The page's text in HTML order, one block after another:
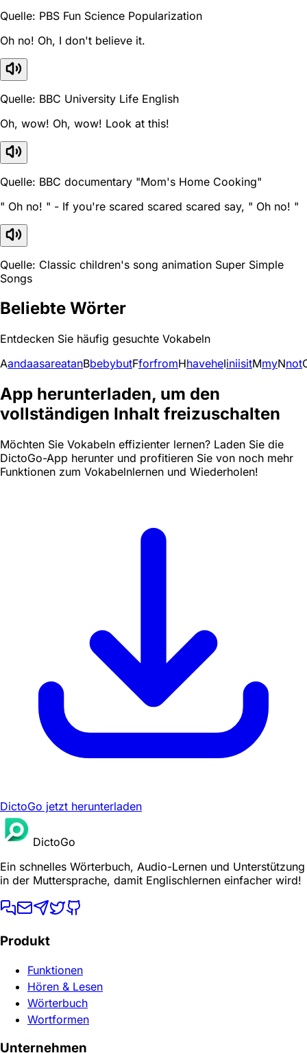
Quelle: PBS Fun Science Popularization
Oh no! Oh, I don't believe it.
Quelle: BBC University Life English
Oh, wow! Oh, wow! Look at this!
Quelle: BBC documentary "Mom's Home Cooking"
" Oh no! " - If you're scared scared scared say, " Oh no! "
Quelle: Classic children's song animation Super Simple
Songs
Beliebte Wörter
Entdecken Sie häufig gesuchte Vokabeln
AandaasareatanBbebybutFforfromHhaveheIiniisitMmyNnot
App herunterladen, um den
vollständigen Inhalt freizuschalten
Möchten Sie Vokabeln effizienter lernen? Laden Sie die
DictoGo-App herunter und profitieren Sie von noch mehr
Funktionen zum Vokabelnlernen und Wiederholen!
DictoGo jetzt herunterladen
DictoGo
Ein schnelles Wörterbuch, Audio-Lernen und Unterstützung
in der Muttersprache, damit Englischlernen einfacher wird!
Produkt
Funktionen
Hören & Lesen
Wörterbuch
Wortformen
Unternehmen